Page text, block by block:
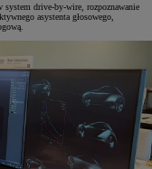
system drive-by-wire, rozpoznawanie
asystenta głosowego,